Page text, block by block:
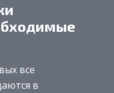
все
в